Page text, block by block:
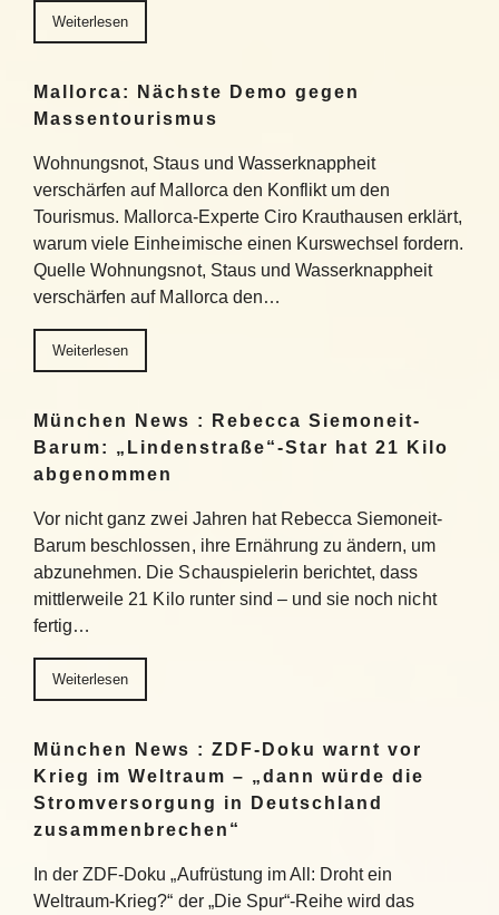
Weiterlesen
Mallorca: Nächste Demo gegen
Massentourismus
Wohnungsnot, Staus und Wasserknappheit
verschärfen auf Mallorca den Konflikt um den
Tourismus. Mallorca-Experte Ciro Krauthausen erklärt,
warum viele Einheimische einen Kurswechsel fordern.
Quelle Wohnungsnot, Staus und Wasserknappheit
verschärfen auf Mallorca den…
Weiterlesen
München News : Rebecca Siemoneit-
Barum: „Lindenstraße“-Star hat 21 Kilo
abgenommen
Vor nicht ganz zwei Jahren hat Rebecca Siemoneit-
Barum beschlossen, ihre Ernährung zu ändern, um
abzunehmen. Die Schauspielerin berichtet, dass
mittlerweile 21 Kilo runter sind – und sie noch nicht
fertig…
Weiterlesen
München News : ZDF-Doku warnt vor
Krieg im Weltraum – „dann würde die
Stromversorgung in Deutschland
zusammenbrechen“
In der ZDF-Doku „Aufrüstung im All: Droht ein
Weltraum-Krieg?“ der „Die Spur“-Reihe wird das